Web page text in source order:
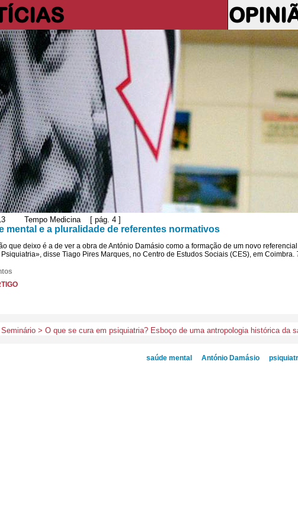
Tempo Medicina [ pág. 4 ]
mental e a pluralidade de referentes normativos
que deixo é a de ver a obra de António Damásio como a formação de um novo
disse Tiago Pires Marques, no Centro de Estudos Sociais (CES), em Coimbra.
> O que se cura em psiquiatria? Esboço de uma antropologia histórica da
saúde mental António Damásio